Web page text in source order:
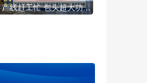
产线赶工忙 包头超大功率风电齿轮箱为清洁电力外送添动能